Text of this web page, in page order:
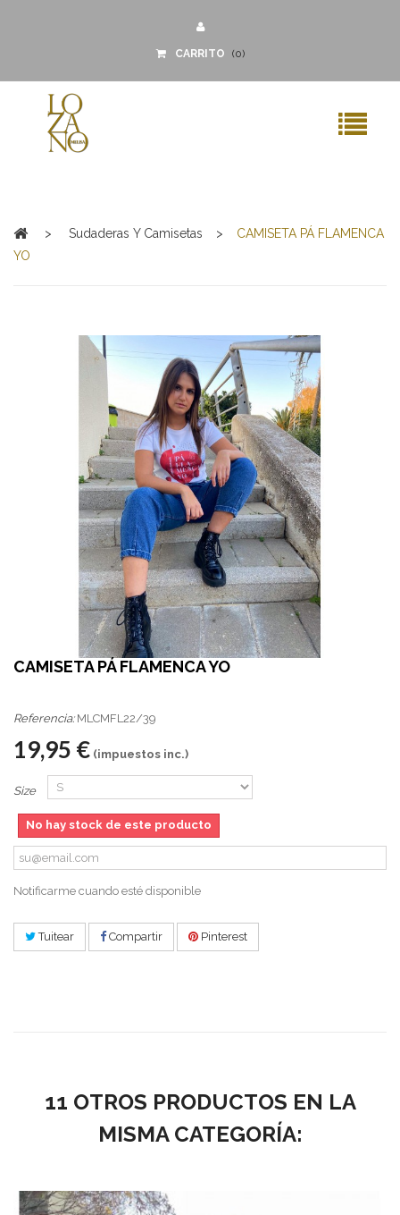
CARRITO (0)
> Sudaderas Y Camisetas >
CAMISETA PÁ FLAMENCA
YO
CAMISETA PÁ FLAMENCA YO
Referencia: MLCMFL22/39
19,95 € (impuestos inc.)
Size
No hay stock de este producto
Notificarme cuando esté disponible
Tuitear Compartir Pinterest
11 OTROS PRODUCTOS EN LA
MISMA CATEGORÍA: